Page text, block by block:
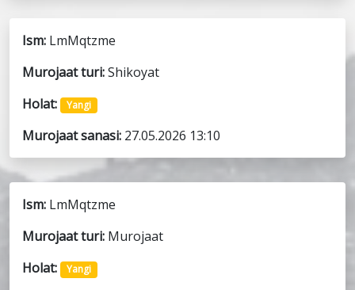
Ism: LmMqtzme
Murojaat turi:Shikoyat
Holat:
Yangi
Murojaat sanasi: 27.05.2026 13:10
Ism: LmMqtzme
Murojaat turi: Murojaat
Holat:
Yangi